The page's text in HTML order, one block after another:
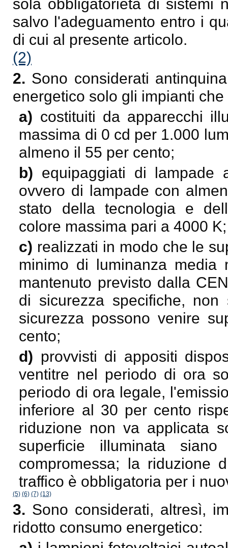
sola obbligatorietà di sistemi
salvo l'adeguamento entro i
di cui al presente articolo.
(2)
2. Sono considerati
energetico solo gli impianti
a) costituiti da apparecchi
massima di 0 cd per 1.000
almeno il 55 per cento;
b) equipaggiati di
ovvero di lampade con
stato della tecnologia e
colore massima pari a 4000 K;
c) realizzati in modo che le
minimo di luminanza media
mantenuto previsto dalla
di sicurezza specifiche,
sicurezza possono venire
cento;
d) provvisti di appositi
ventitre nel periodo di ora
periodo di ora legale,
inferiore al 30 per cento
riduzione non va applicata
superficie illuminata
compromessa; la riduzione
traffico è obbligatoria per i
(5) (6) (7) (13)
3. Sono considerati, altresì,
ridotto consumo energetico: